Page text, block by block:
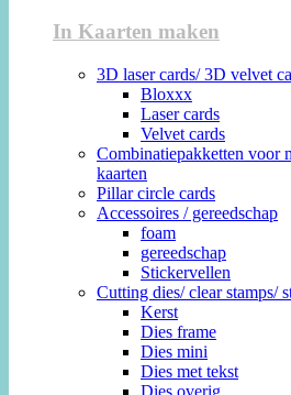
In Kaarten maken
3D laser cards/ 3D velvet
Bloxxx
Laser cards
Velvet cards
Combinatiepakketten voor
kaarten
Pillar circle cards
Accessoires / gereedschap
foam
gereedschap
Stickervellen
Cutting dies/ clear stamps/
Kerst
Dies frame
Dies mini
Dies met tekst